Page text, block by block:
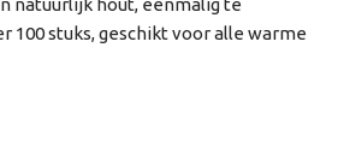
natuurlijk hout, eenmalig te
100 stuks, geschikt voor alle warme